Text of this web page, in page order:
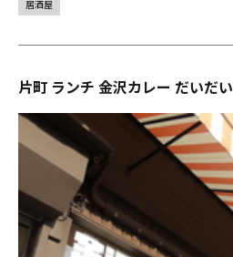
居酒屋
片町 ランチ 金沢カレー だいだい